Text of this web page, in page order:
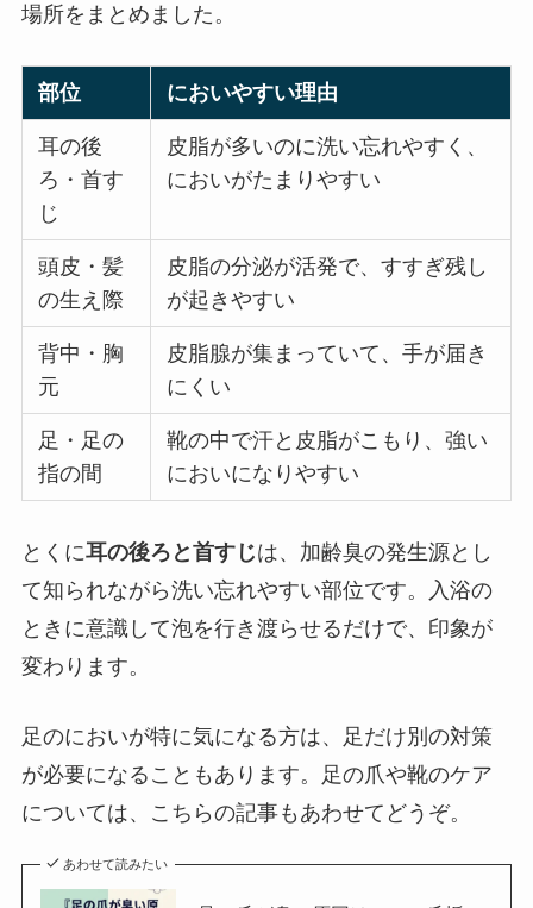
場所をまとめました。
部位 においやすい理由
耳の後
ろ・首す
じ
皮脂が多いのに洗い忘れやすく、
においがたまりやすい
頭皮・髪
の生え際
皮脂の分泌が活発で、すすぎ残し
が起きやすい
背中・胸
元
皮脂腺が集まっていて、手が届き
にくい
足・足の
指の間
靴の中で汗と皮脂がこもり、強い
においになりやすい
とくに耳の後ろと首すじは、加齢臭の発生源とし
て知られながら洗い忘れやすい部位です。入浴の
ときに意識して泡を行き渡らせるだけで、印象が
変わります。
足のにおいが特に気になる方は、足だけ別の対策
が必要になることもあります。足の爪や靴のケア
については、こちらの記事もあわせてどうぞ。
あわせて読みたい